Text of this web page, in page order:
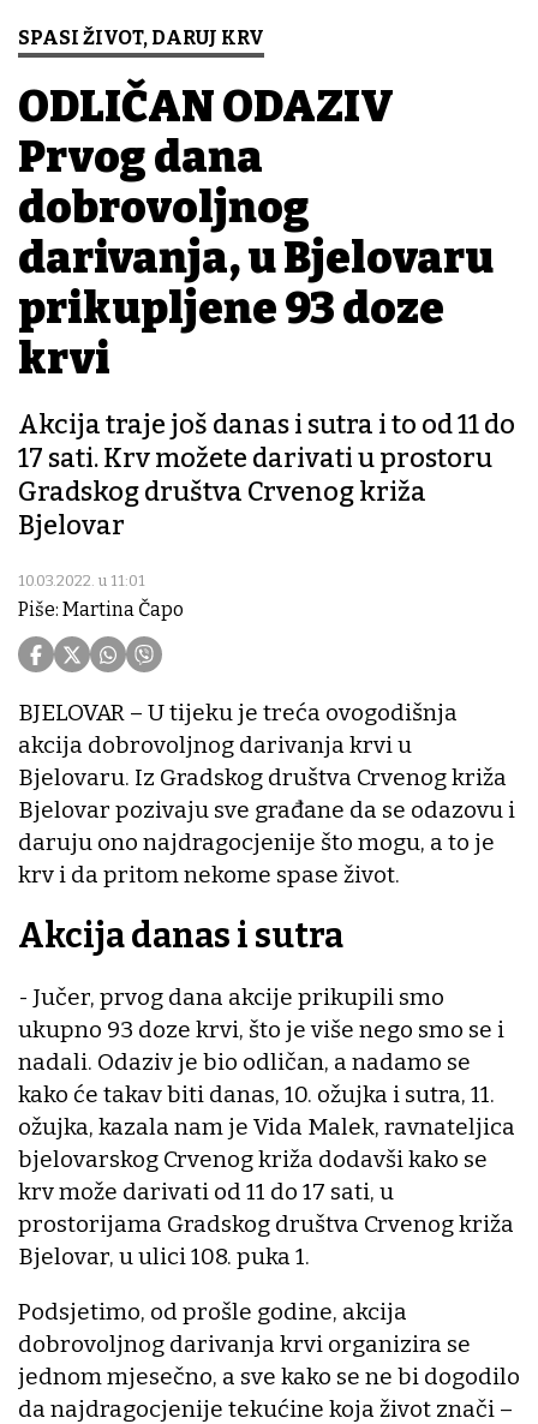
SPASI ŽIVOT, DARUJ KRV
ODLIČAN ODAZIV
Prvog dana
dobrovoljnog
darivanja, u Bjelovaru
prikupljene 93 doze
krvi
Akcija traje još danas i sutra i to od 11 do
17 sati. Krv možete darivati u prostoru
Gradskog društva Crvenog križa
Bjelovar
10.03.2022. u 11:01
Piše: Martina Čapo
BJELOVAR – U tijeku je treća ovogodišnja
akcija dobrovoljnog darivanja krvi u
Bjelovaru. Iz Gradskog društva Crvenog križa
Bjelovar pozivaju sve građane da se odazovu i
daruju ono najdragocjenije što mogu, a to je
krv i da pritom nekome spase život.
Akcija danas i sutra
- Jučer, prvog dana akcije prikupili smo
ukupno 93 doze krvi, što je više nego smo se i
nadali. Odaziv je bio odličan, a nadamo se
kako će takav biti danas, 10. ožujka i sutra, 11.
ožujka, kazala nam je Vida Malek, ravnateljica
bjelovarskog Crvenog križa dodavši kako se
krv može darivati od 11 do 17 sati, u
prostorijama Gradskog društva Crvenog križa
Bjelovar, u ulici 108. puka 1.
Podsjetimo, od prošle godine, akcija
dobrovoljnog darivanja krvi organizira se
jednom mjesečno, a sve kako se ne bi dogodilo
da najdragocjenije tekućine koja život znači –